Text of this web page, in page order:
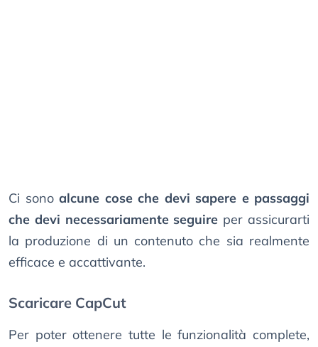
Ci sono alcune cose che devi sapere e passaggi
che devi necessariamente seguire per assicurarti
la produzione di un contenuto che sia realmente
efficace e accattivante.
Scaricare CapCut
Per poter ottenere tutte le funzionalità complete,